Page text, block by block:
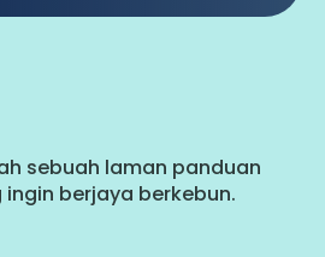
sebuah laman panduan
berjaya berkebun.